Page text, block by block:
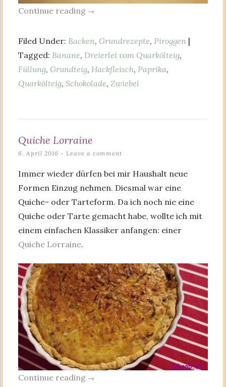
Continue reading →
Filed Under: Backen, Grundrezepte, Piroggen |
Tagged: Banane, Dreierlei vom Quarkölteig,
Füllung, Grundteig, Hackfleisch, Paprika,
Quarkölteig, Schokolade, Zwiebel
Quiche Lorraine
6. April 2016 Leave a comment
Immer wieder dürfen bei mir Haushalt neue
Formen Einzug nehmen. Diesmal war eine
Quiche- oder Tarteform. Da ich noch nie eine
Quiche oder Tarte gemacht habe, wollte ich mit
einem einfachen Klassiker anfangen: einer
Quiche Lorraine.
Continue reading →